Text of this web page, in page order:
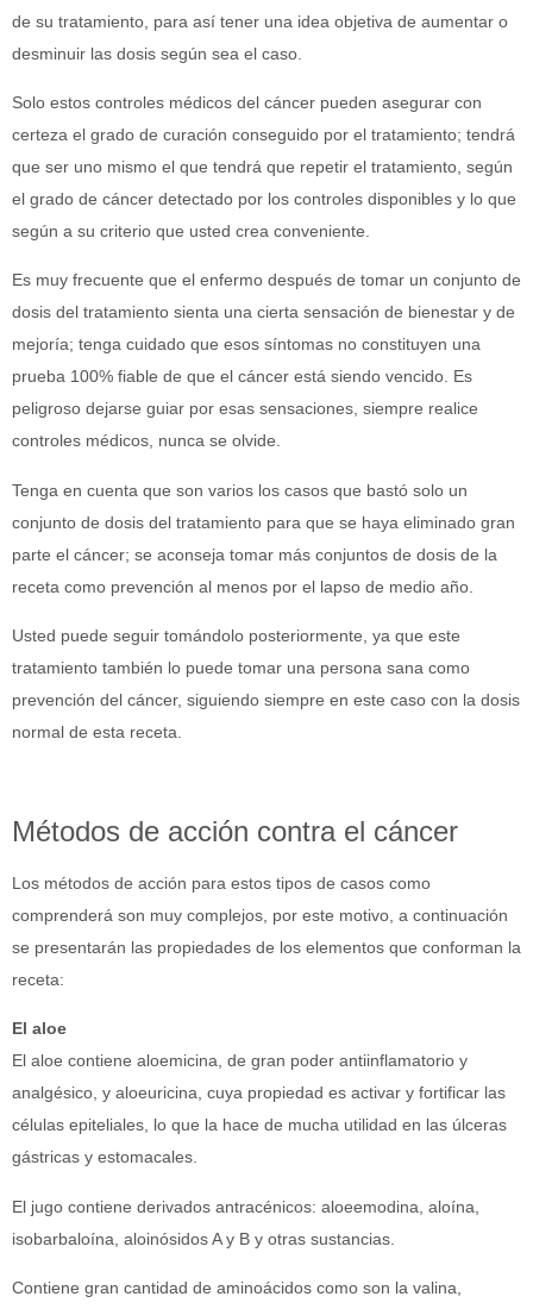
de su tratamiento, para así tener una idea objetiva de aumentar o
desminuir las dosis según sea el caso.
Solo estos controles médicos del cáncer pueden asegurar con
certeza el grado de curación conseguido por el tratamiento; tendrá
que ser uno mismo el que tendrá que repetir el tratamiento, según
el grado de cáncer detectado por los controles disponibles y lo que
según a su criterio que usted crea conveniente.
Es muy frecuente que el enfermo después de tomar un conjunto de
dosis del tratamiento sienta una cierta sensación de bienestar y de
mejoría; tenga cuidado que esos síntomas no constituyen una
prueba 100% fiable de que el cáncer está siendo vencido. Es
peligroso dejarse guiar por esas sensaciones, siempre realice
controles médicos, nunca se olvide.
Tenga en cuenta que son varios los casos que bastó solo un
conjunto de dosis del tratamiento para que se haya eliminado gran
parte el cáncer; se aconseja tomar más conjuntos de dosis de la
receta como prevención al menos por el lapso de medio año.
Usted puede seguir tomándolo posteriormente, ya que este
tratamiento también lo puede tomar una persona sana como
prevención del cáncer, siguiendo siempre en este caso con la dosis
normal de esta receta.
Métodos de acción contra el cáncer
Los métodos de acción para estos tipos de casos como
comprenderá son muy complejos, por este motivo, a continuación
se presentarán las propiedades de los elementos que conforman la
receta:
El aloe
El aloe contiene aloemicina, de gran poder antiinflamatorio y
analgésico, y aloeuricina, cuya propiedad es activar y fortificar las
células epiteliales, lo que la hace de mucha utilidad en las úlceras
gástricas y estomacales.
El jugo contiene derivados antracénicos: aloeemodina, aloína,
isobarbaloína, aloinósidos A y B y otras sustancias.
Contiene gran cantidad de aminoácidos como son la valina,